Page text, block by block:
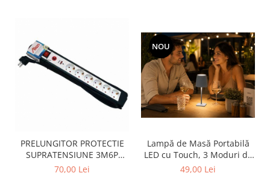
PRELUNGITOR PROTECTIE
SUPRATENSIUNE 3M6P
ALIEN
70,00 Lei
NOU
Lampă de Masă Portabilă
LED cu Touch, 3 Moduri de
Lumină, Reîncărcabilă USB
49,00 Lei